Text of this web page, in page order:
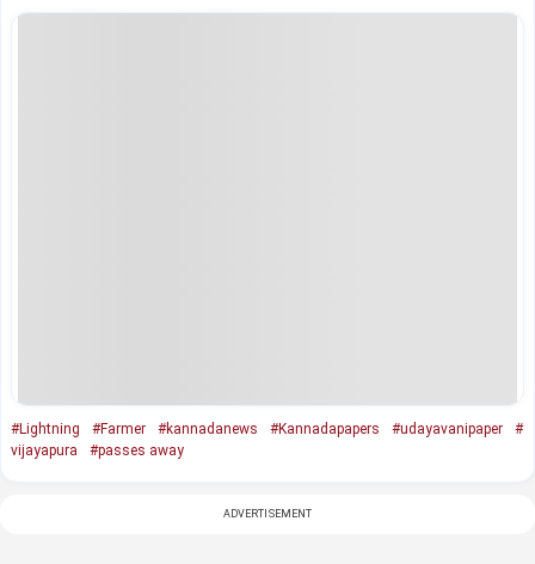
#Lightning #Farmer #kannadanews #Kannadapapers #udayavanipaper
#
vijayapura
#passes away
ADVERTISEMENT